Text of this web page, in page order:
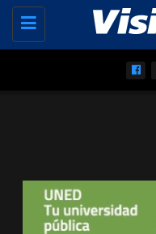
Toggle
navigation